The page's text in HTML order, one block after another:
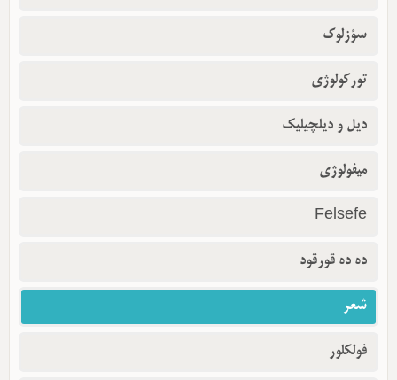
سؤزلوک
تورکولوژی
دیل و دیلچیلیک
میفولوژی
Felsefe
ده ده قورقود
شعر
فولکلور